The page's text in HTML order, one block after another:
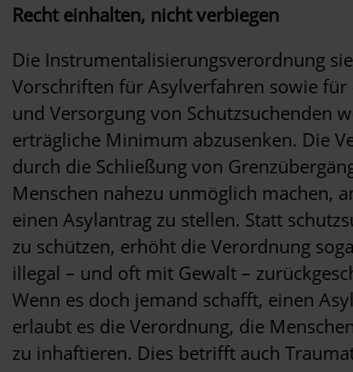
Recht einhalten, nicht verbiegen
Die Instrumentalisierungsverordnung
Vorschriften für Asylverfahren sowie
und Versorgung von Schutzsuchenden
erträgliche Minimum abzusenken. Die
durch die Schließung von
Menschen nahezu unmöglich machen,
einen Asylantrag zu stellen. Statt
zu schützen, erhöht die Verordnung
illegal – und oft mit Gewalt –
Wenn es doch jemand schafft, einen
erlaubt es die Verordnung, die
zu inhaftieren. Dies betrifft auch